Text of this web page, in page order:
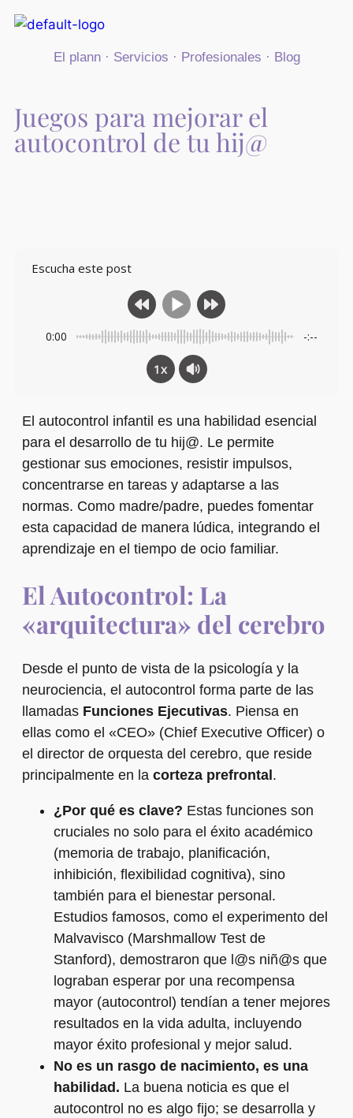
El plann· Servicios · Profesionales · Blog
Juegos para mejorar el
autocontrol de tu hij@
Escucha este post
0:00 -:--
1x
El autocontrol infantil es una habilidad esencial
para el desarrollo de tu hij@. Le permite
gestionar sus emociones, resistir impulsos,
concentrarse en tareas y adaptarse a las
normas. Como madre/padre, puedes fomentar
esta capacidad de manera lúdica, integrando el
aprendizaje en el tiempo de ocio familiar.
El Autocontrol: La
«arquitectura» del cerebro
Desde el punto de vista de la psicología y la
neurociencia, el autocontrol forma parte de las
llamadas Funciones Ejecutivas. Piensa en
ellas como el «CEO» (Chief Executive Officer) o
el director de orquesta del cerebro, que reside
principalmente en la corteza prefrontal .
¿Por qué es clave? Estas funciones son
cruciales no solo para el éxito académico
(memoria de trabajo, planificación,
inhibición, flexibilidad cognitiva), sino
también para el bienestar personal.
Estudios famosos, como el experimento del
Malvavisco (Marshmallow Test de
Stanford), demostraron que l@s niñ@s que
lograban esperar por una recompensa
mayor (autocontrol) tendían a tener mejores
resultados en la vida adulta, incluyendo
mayor éxito profesional y mejor salud.
No es un rasgo de nacimiento, es una
habilidad. La buena noticia es que el
autocontrol no es algo fijo; se desarrolla y